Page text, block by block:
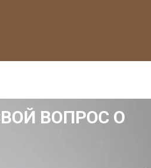
ВОПРОС О